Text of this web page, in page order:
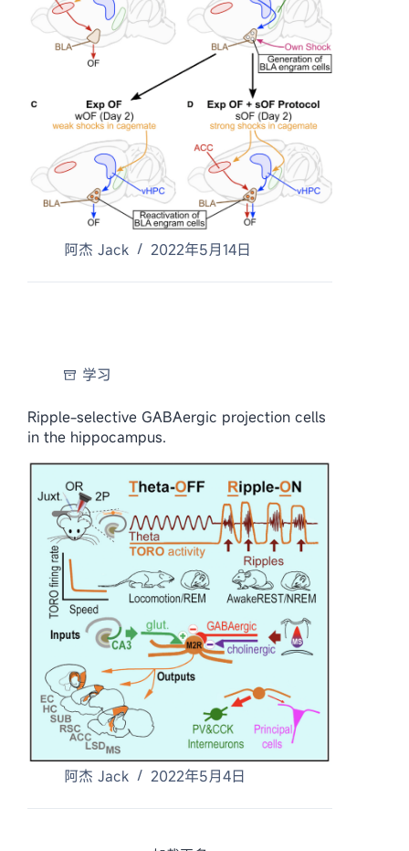
阿杰 Jack 2022年5月14日
学习
Ripple-selective GABAergic projection cells
in the hippocampus.
阿杰 Jack 2022年5月4日